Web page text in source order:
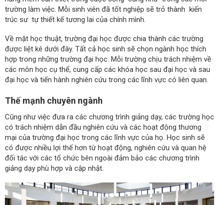
trường làm việc. Mỗi sinh viên đã tốt nghiệp sẽ trỏ thành kiến
trúc sư tự thiết kế tương lai của chính mình.
Về mặt học thuật, trường đại học được chia thành các trường
được liệt kê dưới đây. Tất cả học sinh sẽ chọn ngành học thích
hợp trong những trường đại học. Mỗi trường chịu trách nhiệm về
các môn học cụ thể, cung cấp các khóa học sau đại học và sau
đại học và tiến hành nghiên cứu trong các lĩnh vực có liên quan.
Thế mạnh chuyên ngành
Cũng như việc đưa ra các chương trình giảng dạy, các trường học
có trách nhiệm dẫn đầu nghiên cứu và các hoạt động thương
mại của trường đại học trong các lĩnh vực của họ. Học sinh sẽ
có được nhiều lợi thế hơn từ hoạt động, nghiên cứu và quan hệ
đối tác với các tổ chức bên ngoài đảm bảo các chương trình
giảng dạy phù hợp và cập nhật.